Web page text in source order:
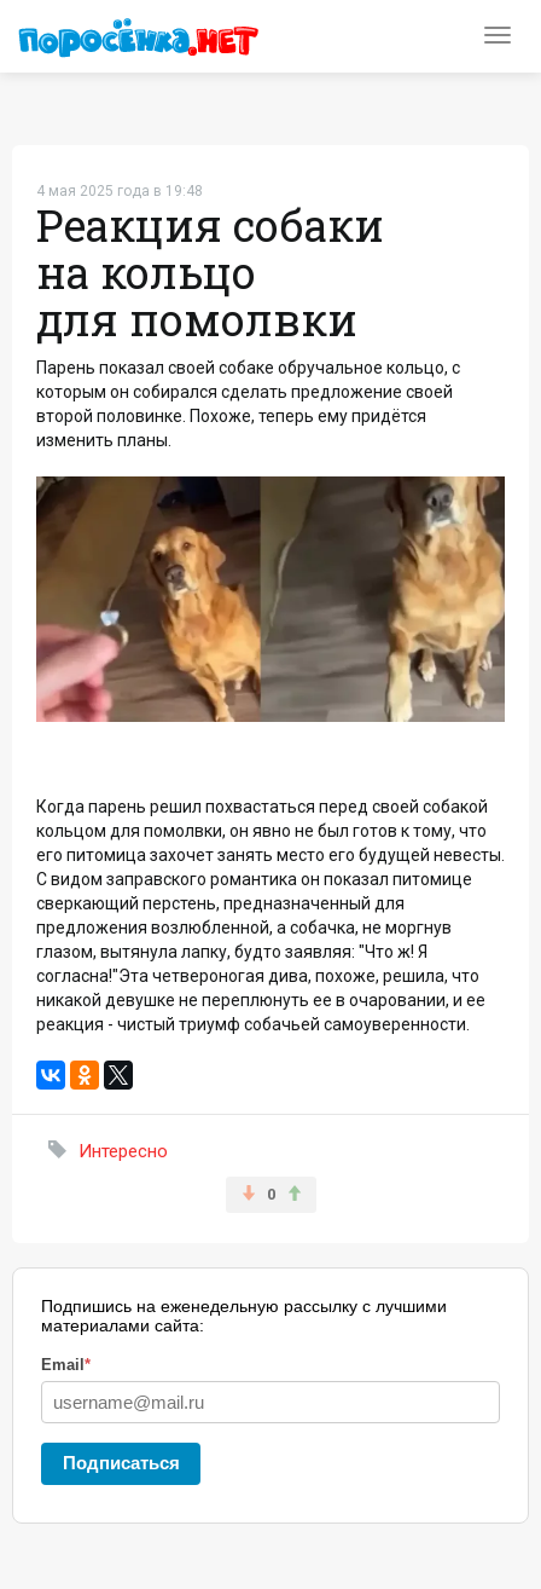
4 мая 2025 года в 19:48
Реакция собаки
на кольцо
для помолвки
Парень показал своей собаке обручальное кольцо, с
которым он собирался сделать предложение своей
второй половинке. Похоже, теперь ему придётся
изменить планы.
Когда парень решил похвастаться перед своей собакой
кольцом для помолвки, он явно не был готов к тому, что
его питомица захочет занять место его будущей невесты.
С видом заправского романтика он показал питомице
сверкающий перстень, предназначенный для
предложения возлюбленной, а собачка, не моргнув
глазом, вытянула лапку, будто заявляя: "Что ж! Я
согласна!"Эта четвероногая дива, похоже, решила, что
никакой девушке не переплюнуть ее в очаровании, и ее
реакция - чистый триумф собачьей самоуверенности.
Интересно
0
Подпишись на еженедельную рассылку с лучшими
материалами сайта:
Email *
Подписаться